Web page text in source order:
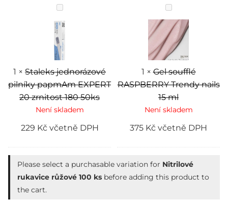
Staleks
jednorázové
pilníky
papmAm
EXPERT
20
zrnitost
180
50ks
1 × Staleks jednorázové
pilníky papmAm EXPERT
20 zrnitost 180 50ks
Není skladem
229 Kč včetně DPH
Gel
soufflé
RASPBERRY
Trendy
nails
15
ml
1 ×Gel soufflé
RASPBERRY Trendy nails
15 ml
Není skladem
375 Kč včetně DPH
Please select a purchasable variation for Nitrilové
rukavice růžové 100 ks before adding this product to
the cart.